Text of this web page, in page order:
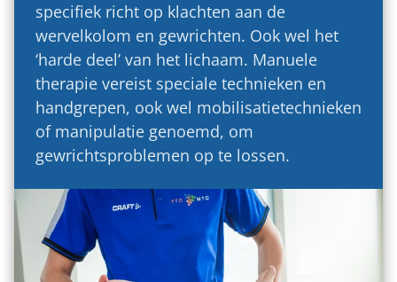
specifiek richt op klachten aan de
wervelkolom en gewrichten. Ook wel het
‘harde deel’ van het lichaam. Manuele
therapie vereist speciale technieken en
handgrepen, ook wel mobilisatietechnieken
of manipulatie genoemd, om
gewrichtsproblemen op te lossen.